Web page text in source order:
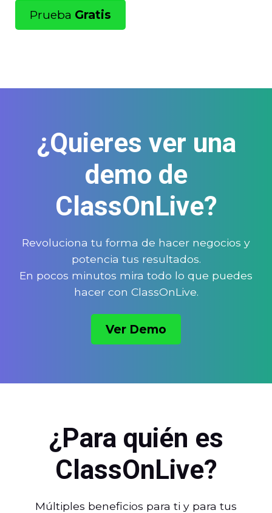
Prueba Gratis
¿Quieres ver una
demo de
ClassOnLive?
Revoluciona tu forma de hacer negocios y
potencia tus resultados.
En pocos minutos mira todo lo que puedes
hacer con ClassOnLive.
Ver Demo
¿Para quién es
ClassOnLive?
Múltiples beneficios para ti y para tus